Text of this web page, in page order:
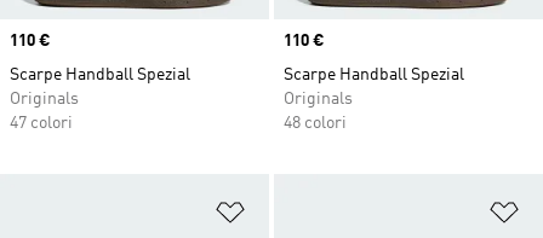
Price
110 €
Scarpe Handball Spezial
Originals
47 colori
Price
110 €
Scarpe Handball Spezial
Originals
48 colori
Aggiungi alla lista dei desideri